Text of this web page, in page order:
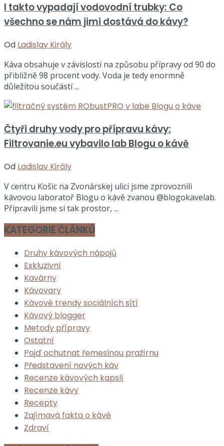
I takto vypadají vodovodní trubky: Co
všechno se nám jimi dostává do kávy?
Od Ladislav Király
Káva obsahuje v závislosti na způsobu přípravy od 90 do
přibližně 98 procent vody. Voda je tedy enormně
důležitou součástí ...
Čtyři druhy vody pro přípravu kávy:
Filtrovanie.eu vybavilo lab Blogu o kávě
Od Ladislav Király
V centru Košic na Zvonárskej ulici jsme zprovoznili
kávovou laboratoř Blogu o kávě zvanou @blogokavelab.
Připravili jsme si tak prostor, ...
KATEGORIE ČLÁNKŮ
Druhy kávových nápojů
Exkluzivní
Kavárny
Kávovary
Kávové trendy sociálních sítí
Kávový blogger
Metody přípravy
Ostatní
Pojď ochutnat řemeslnou pražírnu
Představení nových káv
Recenze kávových kapslí
Recenze kávy
Recepty
Zajímavá fakta o kávě
Zdraví